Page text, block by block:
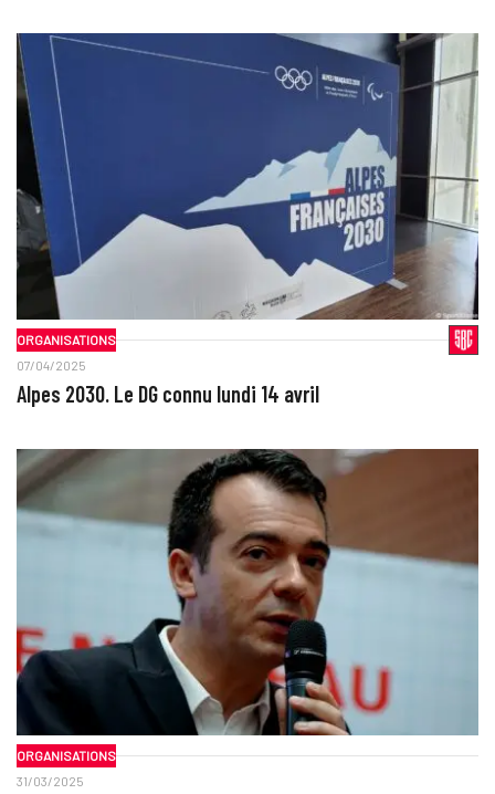
ORGANISATIONS
07/04/2025
Alpes 2030. Le DG connu lundi 14 avril
ORGANISATIONS
31/03/2025